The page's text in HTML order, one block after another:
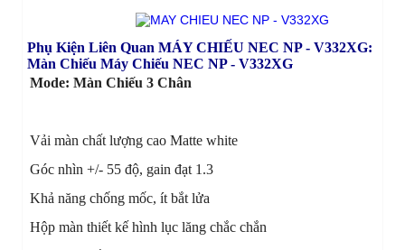
Phụ Kiện Liên Quan MÁY CHIẾU NEC NP - V332XG:
Màn Chiếu Máy Chiếu NEC NP - V332XG
Mode: Màn Chiếu 3 Chân
Vải màn chất lượng cao Matte white
Góc nhìn +/- 55 độ, gain đạt 1.3
Khả năng chống mốc, ít bắt lửa
Hộp màn thiết kế hình lục lăng chắc chắn